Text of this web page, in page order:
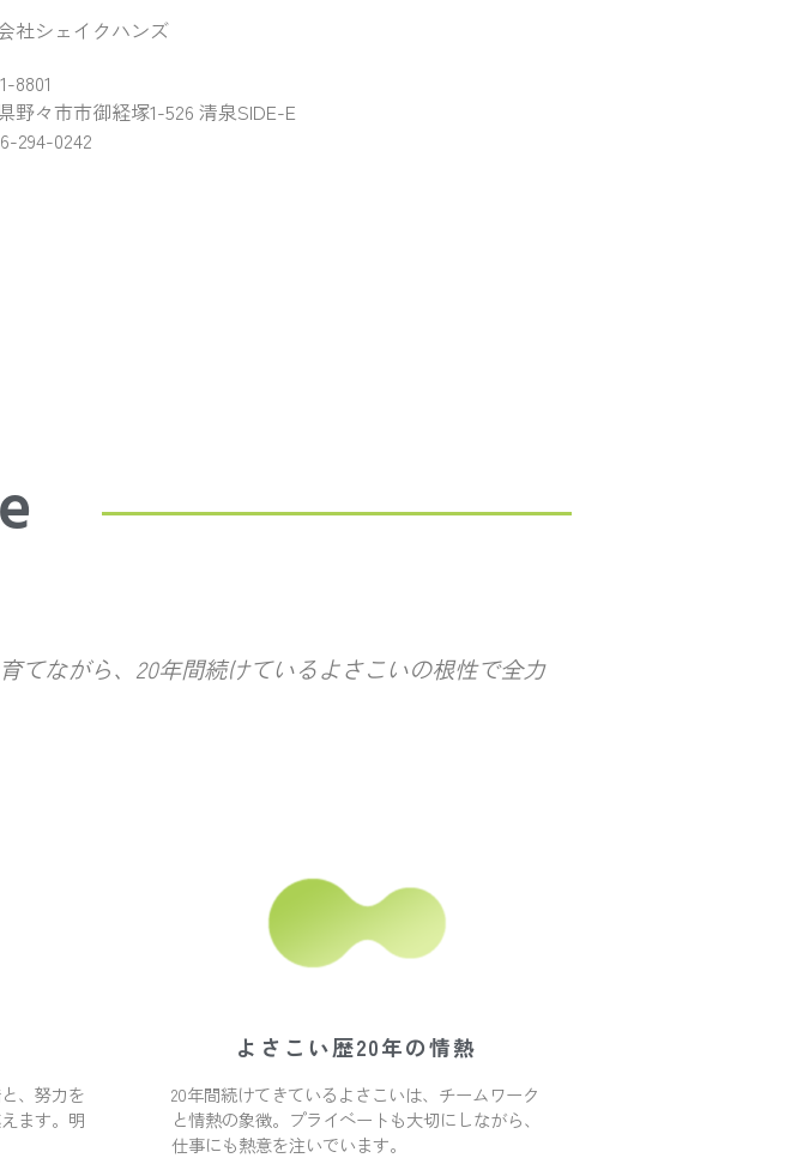
社シェイクハンズ
8801
野々市市御経塚1-526 清泉SIDE-E
294-0242
てながら、20年間続けているよさこいの根性で全力
、努力を
ます。明
よさこい歴20年の情熱
20年間続けてきているよさこいは、チームワーク
と情熱の象徴。プライベートも大切にしながら、
仕事にも熱意を注いでいます。